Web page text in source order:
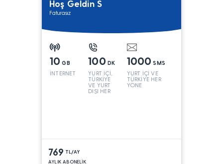
Hoş Geldin S
Faturasız
10 GB
İNTERNET
100 DK
YURT İÇİ,
TÜRKİYE
VE YURT
DIŞI HER
1000 SMS
YURT İÇİ VE
TÜRKİYE HER
YÖNE
769 TL/AY
AYLIK ABONELİK